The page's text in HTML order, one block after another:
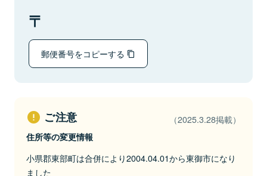
郵便番号をコピーする
ご注意 （2025.3.28掲載）
住所等の変更情報
小県郡東部町は合併により2004.04.01から東御市になり
ました